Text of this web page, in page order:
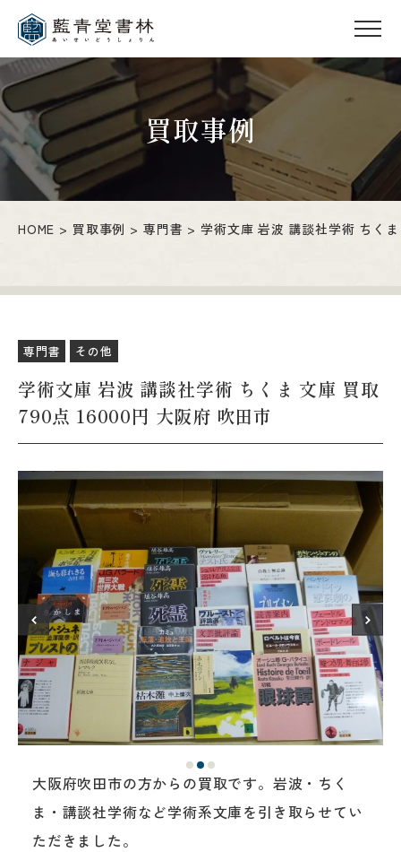
買取事例
HOME 買取事例 専門書 学術文庫 岩波 講談社学術 ちく
専門書 その他
学術文庫 岩波 講談社学術 ちくま 文庫 買取
790点 16000円 大阪府 吹田市
大阪府吹田市の方からの買取です。岩波・ちく
ま・講談社学術など学術系文庫を引き取らせてい
ただきました。